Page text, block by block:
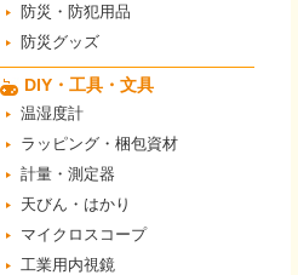
防災・防犯用品
防災グッズ
DIY・工具・文具
温湿度計
ラッピング・梱包資材
計量・測定器
天びん・はかり
マイクロスコープ
工業用内視鏡